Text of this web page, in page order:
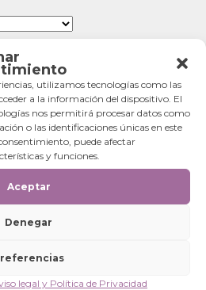
utilizamos tecnologías como las
a la información del dispositivo. El
nos permitirá procesar datos como
o las identificaciones únicas en este
puede afectar
y funciones.
Aceptar
Denegar
legal y Política de Privacidad